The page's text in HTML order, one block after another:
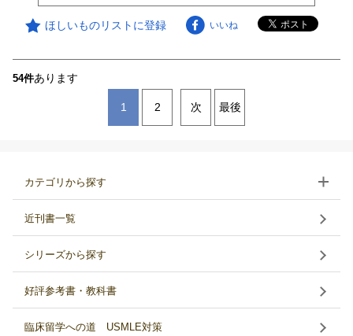
ほしいものリストに登録 いいね
54件あります
1 2 次 最後
カテゴリから探す
近刊書一覧
シリーズから探す
好評参考書・教科書
臨床留学への道 USMLE対策